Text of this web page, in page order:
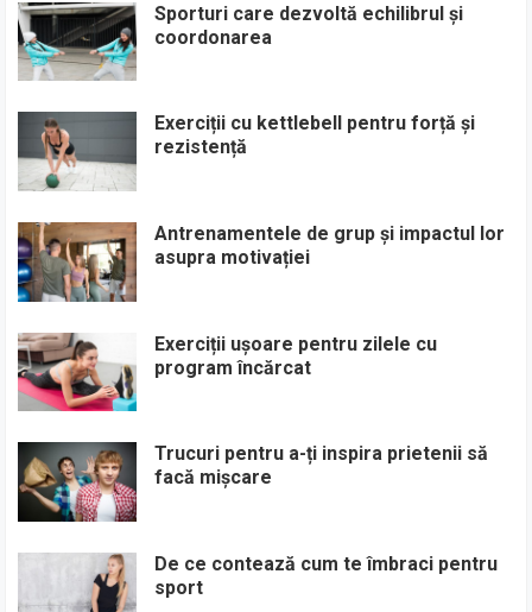
Sporturi care dezvoltă echilibrul și
coordonarea
Exerciții cu kettlebell pentru forță și
rezistență
Antrenamentele de grup și impactul lor
asupra motivației
Exerciții ușoare pentru zilele cu
program încărcat
Trucuri pentru a-ți inspira prietenii să
facă mișcare
De ce contează cum te îmbraci pentru
sport